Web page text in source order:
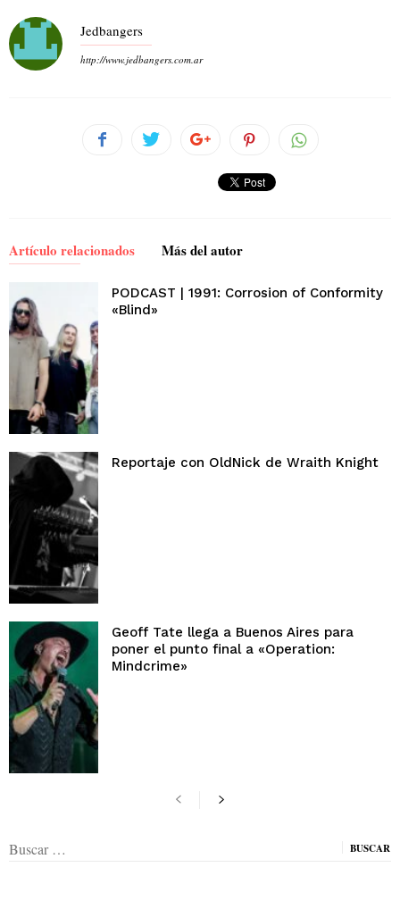
Jedbangers
http://www.jedbangers.com.ar
Artículo relacionados Más del autor
PODCAST | 1991: Corrosion of Conformity
«Blind»
Reportaje con OldNick de Wraith Knight
Geoff Tate llega a Buenos Aires para
poner el punto final a «Operation:
Mindcrime»
Buscar: